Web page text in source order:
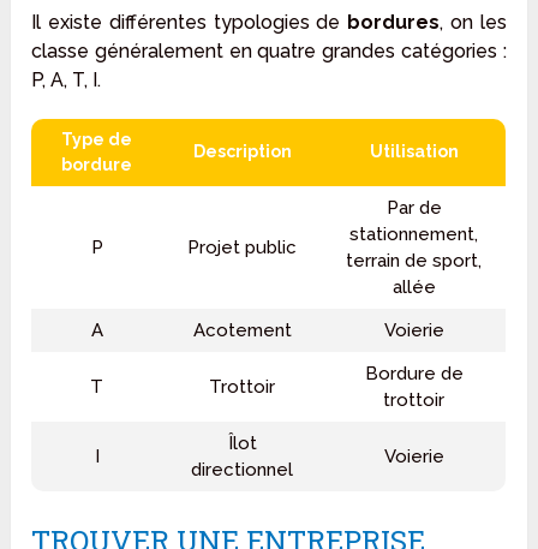
Il existe différentes typologies de bordures, on les
classe généralement en quatre grandes catégories :
P, A, T, I.
Type de
bordure
Description Utilisation
P Projet public
Par de
stationnement,
terrain de sport,
allée
A
Acotement Voierie
T Trottoir
Bordure de
trottoir
Îlot
directionnel
Voierie
TROUVER UNE ENTREPRISE